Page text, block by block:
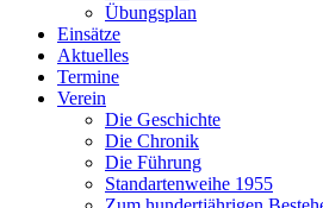
Übungsplan
Einsätze
Aktuelles
Termine
Verein
Die Geschichte
Die Chronik
Die Führung
Standartenweihe 1955